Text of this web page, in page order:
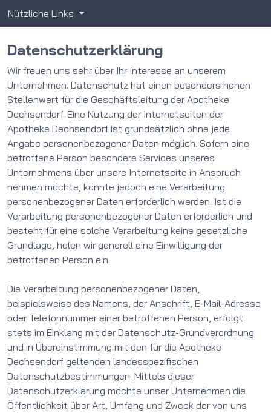
Nützliche Links
Datenschutz­erklärung
Wir freuen uns sehr über Ihr Interesse an unserem
Unternehmen. Datenschutz hat einen besonders hohen
Stellenwert für die Geschäftsleitung der Apotheke
Dechsendorf. Eine Nutzung der Internetseiten der
Apotheke Dechsendorf ist grundsätzlich ohne jede
Angabe personenbezogener Daten möglich. Sofern eine
betroffene Person besondere Services unseres
Unternehmens über unsere Internetseite in Anspruch
nehmen möchte, könnte jedoch eine Verarbeitung
personenbezogener Daten erforderlich werden. Ist die
Verarbeitung personenbezogener Daten erforderlich und
besteht für eine solche Verarbeitung keine gesetzliche
Grundlage, holen wir generell eine Einwilligung der
betroffenen Person ein.
Die Verarbeitung personenbezogener Daten,
beispielsweise des Namens, der Anschrift, E-Mail-Adresse
oder Telefonnummer einer betroffenen Person, erfolgt
stets im Einklang mit der Datenschutz-Grundverordnung
und in Übereinstimmung mit den für die Apotheke
Dechsendorf geltenden landesspezifischen
Datenschutzbestimmungen. Mittels dieser
Datenschutzerklärung möchte unser Unternehmen die
Öffentlichkeit über Art, Umfang und Zweck der von uns